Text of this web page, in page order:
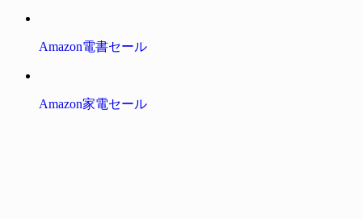
Amazon電書セール
Amazon家電セール